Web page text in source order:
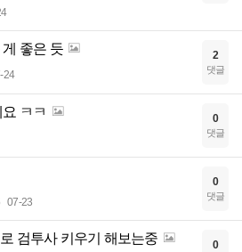
좋은 듯
24
2
댓글
ㅋㅋ 0
댓글
07-23
0
댓글
검투사 키우기 해보는중 0